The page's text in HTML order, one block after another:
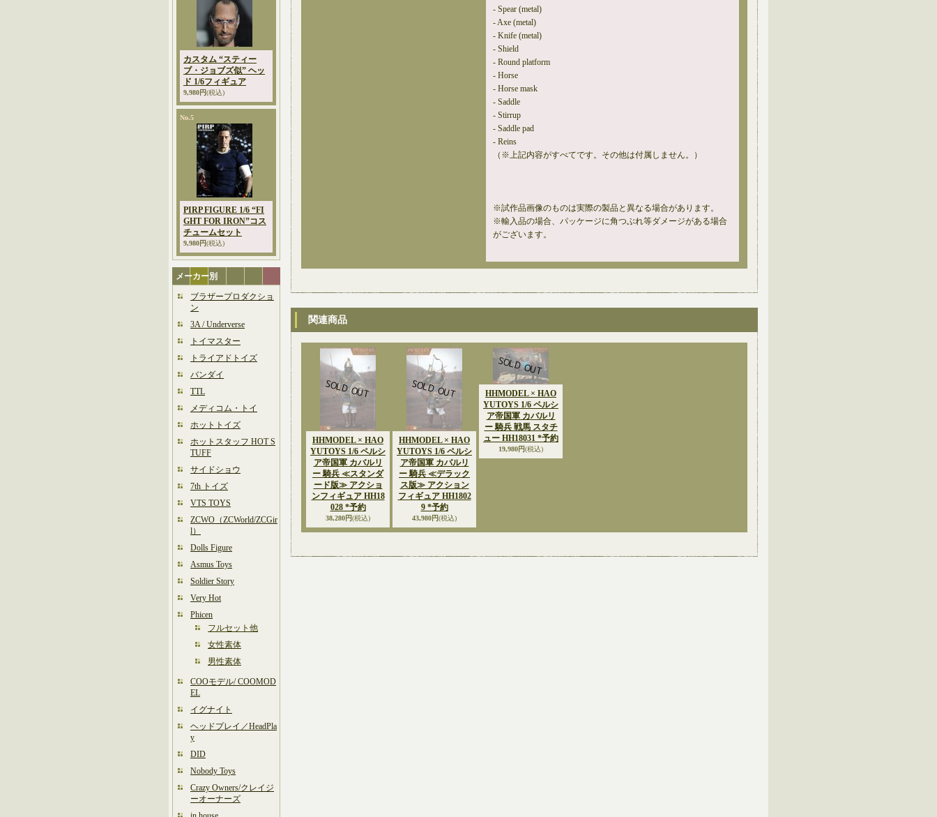
カスタム “スティー
ブ・ジョブズ似” ヘッ
ド 1/6フィギュア
9,980円(税込)
No.5
PIRP FIGURE 1/6 “FI
GHT FOR IRON”コス
チュームセット
9,980円(税込)
メーカー別
ブラザープロダクショ
ン
3A / Underverse
トイマスター
トライアドトイズ
バンダイ
TTL
メディコム・トイ
ホットトイズ
ホットスタッフ HOT S
TUFF
サイドショウ
7th トイズ
VTS TOYS
ZCWO（ZCWorld/ZCGir
l）
Dolls Figure
Asmus Toys
Soldier Story
Very Hot
Phicen
フルセット他
女性素体
男性素体
COOモデル/ COOMOD
EL
イグナイト
ヘッドプレイ／HeadPla
y
DID
Nobody Toys
Crazy Owners/クレイジ
ーオーナーズ
- Spear (metal)
- Axe (metal)
- Knife (metal)
- Shield
- Round platform
- Horse
- Horse mask
- Saddle
- Stirrup
- Saddle pad
- Reins
（※上記内容がすべてです。その他は付属しません。）
※試作品画像のものは実際の製品と異なる場合があります。
※輸入品の場合、パッケージに角つぶれ等ダメージがある場合
がございます。
関連商品
HHMODEL × HAO
YUTOYS 1/6 ペルシ
ア帝国軍 カバルリ
ー 騎兵 ≪スタンダ
ード版≫ アクショ
ンフィギュア HH18
028 *予約
38,280円(税込)
HHMODEL × HAO
YUTOYS 1/6 ペルシ
ア帝国軍 カバルリ
ー 騎兵 ≪デラック
ス版≫ アクション
フィギュア HH1802
9 *予約
43,980円(税込)
HHMODEL × HAO
YUTOYS 1/6 ペルシ
ア帝国軍 カバルリ
ー 騎兵 戦馬 スタチ
ュー HH18031 *予約
19,980円(税込)